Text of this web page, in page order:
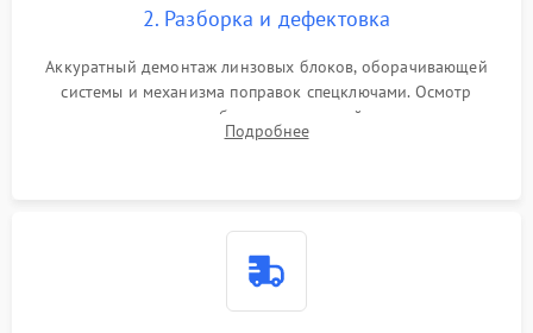
2. Разборка и дефектовка
Аккуратный демонтаж линзовых блоков, оборачивающей
системы и механизма поправок спецключами. Осмотр
внутренних резьбовых соединений, пружин и
уплотнительных колец. Поиск причин люфта, смещения
Подробнее